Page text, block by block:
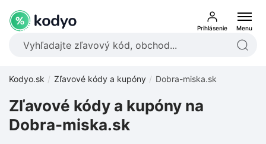
Prihlásenie Menu
Kodyo.sk Zľavové kódy a kupóny Dobra-miska.sk
Zľavové kódy a kupóny na
Dobra-miska.sk